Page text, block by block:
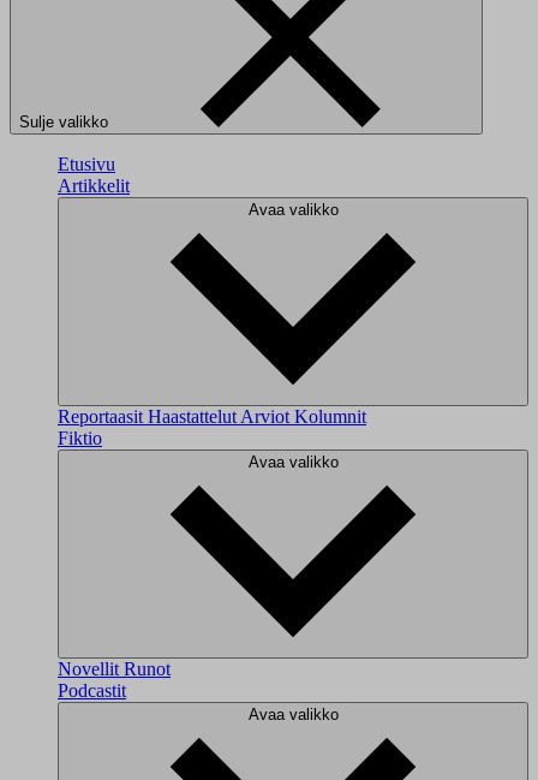
Sulje valikko
Etusivu
Artikkelit
Avaa valikko
Reportaasit Haastattelut Arviot Kolumnit
Fiktio
Avaa valikko
Novellit Runot
Podcastit
Avaa valikko